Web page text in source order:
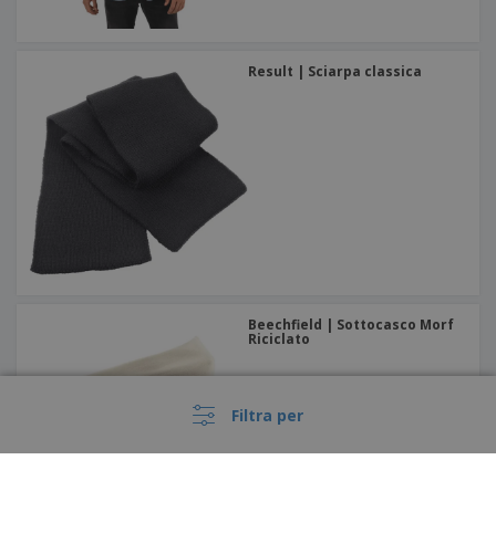
Filtra per
Result | Sciarpa classica
Beechfield | Sottocasco Morf
Riciclato